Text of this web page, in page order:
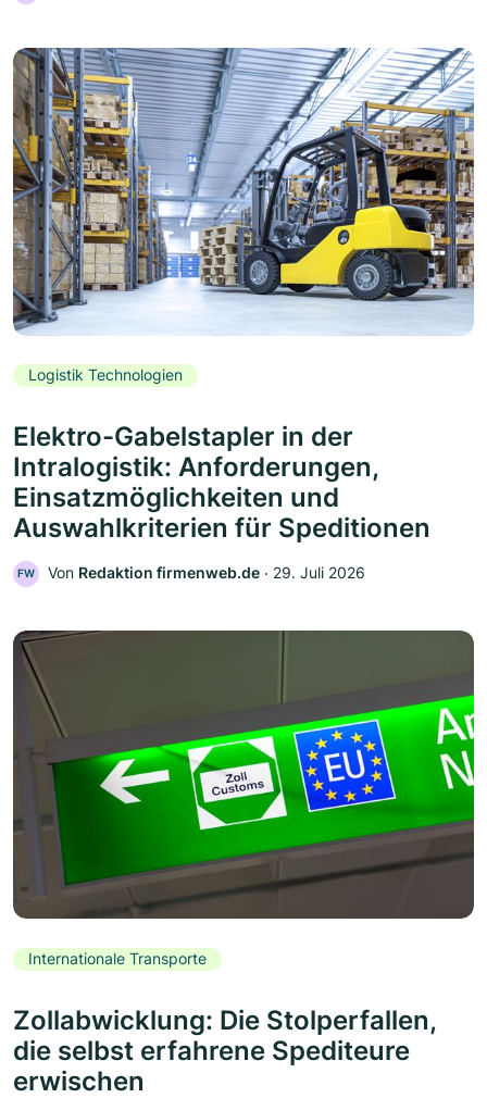
Logistik Technologien
Elektro-Gabelstapler in der
Intralogistik: Anforderungen,
Einsatzmöglichkeiten und
Auswahlkriterien für Speditionen
FW Von Redaktion firmenweb.de ‧ 29. Juli 2026
Internationale Transporte
Zollabwicklung: Die Stolperfallen,
die selbst erfahrene Spediteure
erwischen